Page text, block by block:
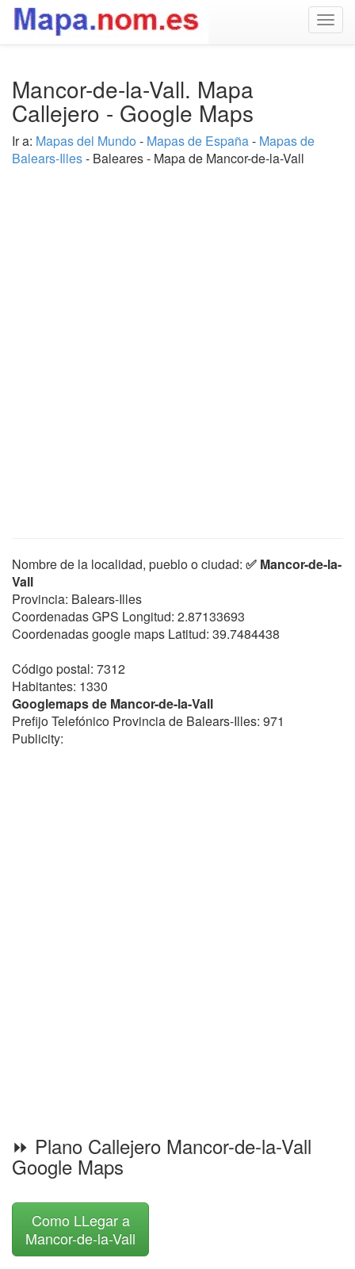
Mancor-de-la-Vall. Mapa
Callejero - Google Maps
Ir a: Mapas del Mundo - Mapas de España- Mapas de
Balears-Illes- Baleares - Mapa de Mancor-de-la-Vall
Nombre de la localidad, pueblo o ciudad: ✅ Mancor-de-la-
Vall
Provincia: Balears-Illes
Coordenadas GPS Longitud: 2.87133693
Coordenadas google maps Latitud: 39.7484438
Código postal: 7312
Habitantes: 1330
Googlemaps de Mancor-de-la-Vall
Prefijo Telefónico Provincia de Balears-Illes: 971
Publicity:
⏩ Plano Callejero Mancor-de-la-Vall
Google Maps
Como LLegar a
Mancor-de-la-Vall